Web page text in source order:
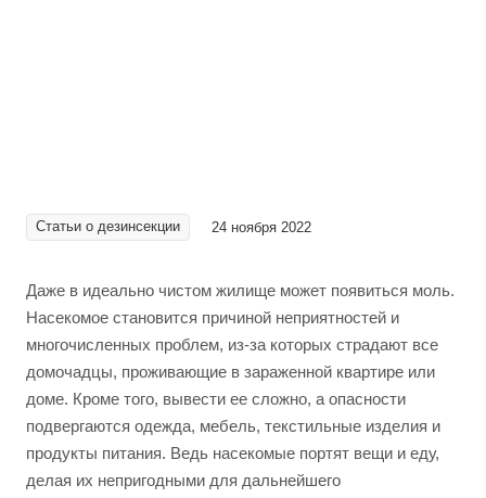
Статьи о дезинсекции 24 ноября 2022
Даже в идеально чистом жилище может появиться моль.
Насекомое становится причиной неприятностей и
многочисленных проблем, из-за которых страдают все
домочадцы, проживающие в зараженной квартире или
доме. Кроме того, вывести ее сложно, а опасности
подвергаются одежда, мебель, текстильные изделия и
продукты питания. Ведь насекомые портят вещи и еду,
делая их непригодными для дальнейшего